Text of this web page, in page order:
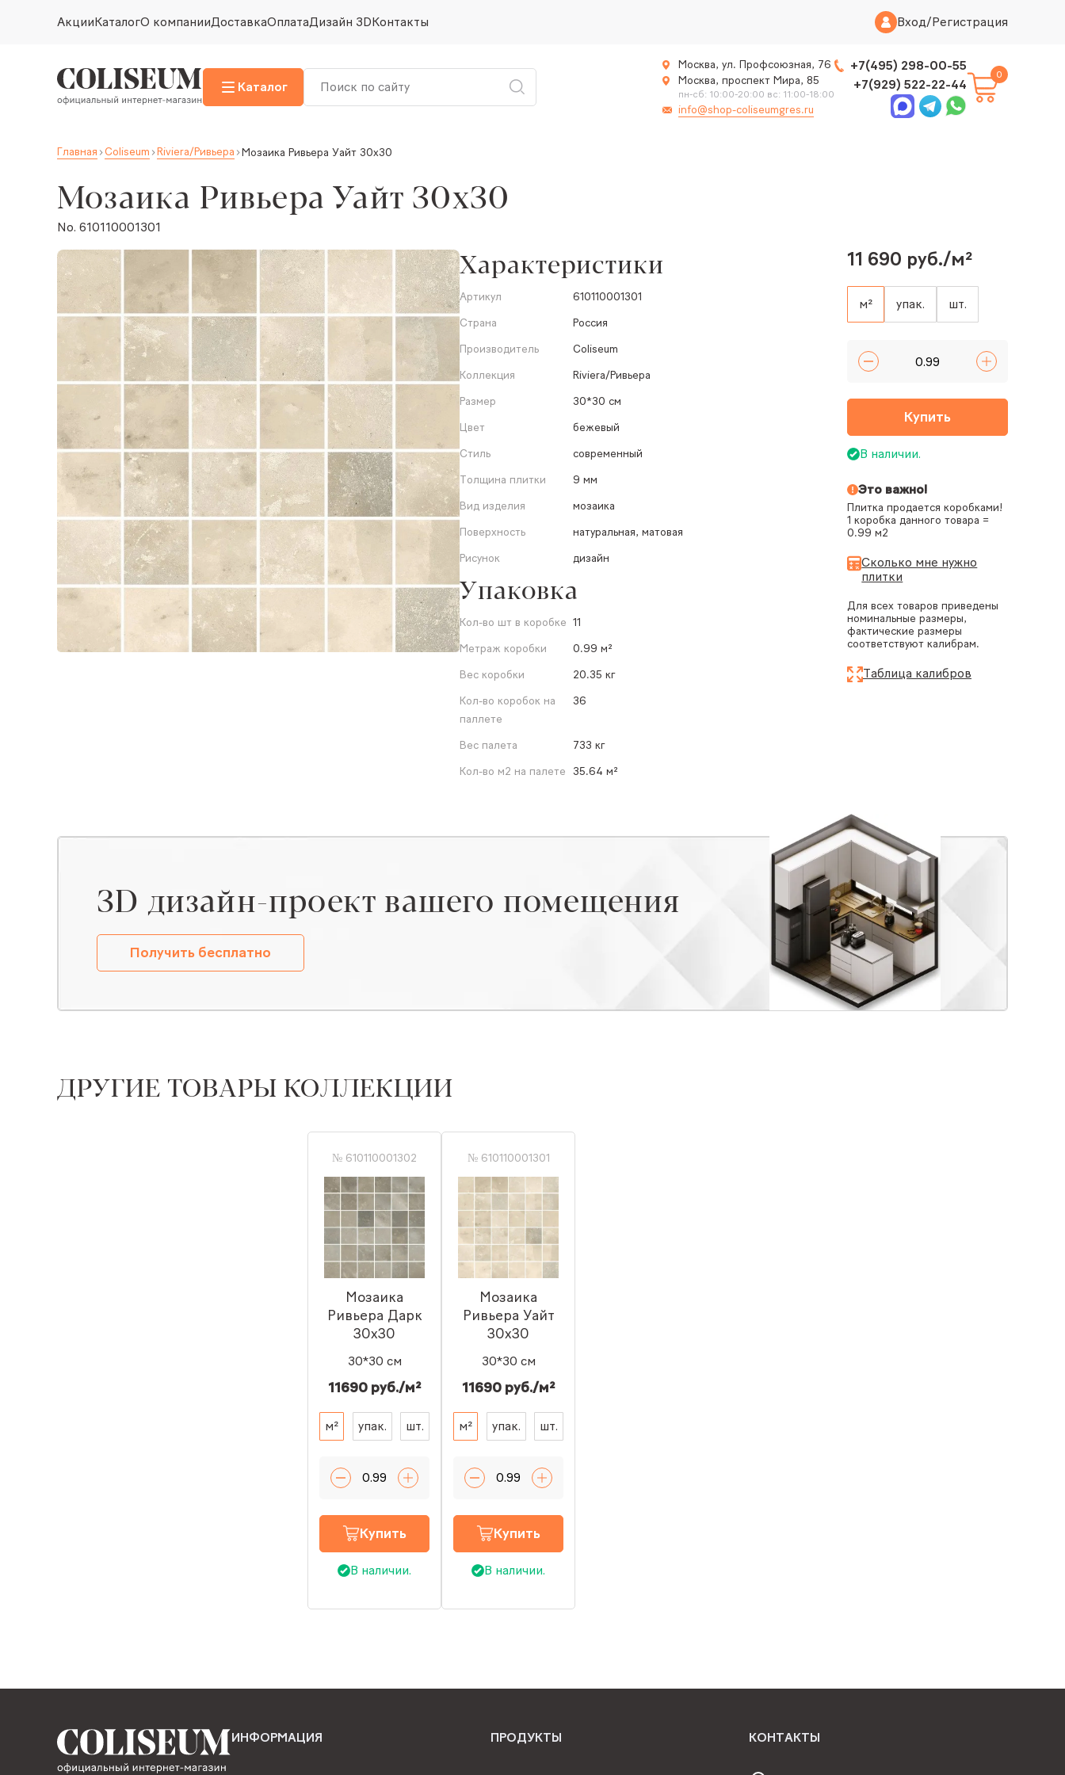
АкцииКаталогО компанииДоставкаОплатаДизайн 3DКонтакты Вход/Регистрация
Каталог
Москва, ул. Профсоюзная, 76
Москва, проспект Мира, 85
пн-сб: 10:00-20:00 вс: 11:00-18:00
info@shop-coliseumgres.ru
+7(495) 298-00-55
+7(929) 522-22-44
0
Главная Coliseum Riviera/Ривьера Мозаика Ривьера Уайт 30x30
Мозаика Ривьера Уайт 30x30
No. 610110001301
Характеристики
Артикул
610110001301
Страна
Россия
Производитель
Coliseum
Коллекция
Riviera/Ривьера
Размер
30*30 см
Цвет
бежевый
Стиль
современный
Толщина плитки
9 мм
Вид изделия
мозаика
Поверхность
натуральная, матовая
Рисунок
дизайн
Упаковка
Кол-во шт в коробке 11
Метраж коробки
0.99 м²
Вес коробки
20.35 кг
Кол-во коробок на
паллете
36
Вес палета
733 кг
Кол-во м2 на палете 35.64 м²
11 690 руб./м²
м² упак. шт.
Купить
В наличии.
Это важно!
Плитка продается коробками!
1 коробка данного товара =
0.99 м2
Сколько мне нужно
плитки
Для всех товаров приведены
номинальные размеры,
фактические размеры
соответствуют калибрам.
Таблица калибров
ЗD дизайн-проект вашего помещения
Получить бесплатно
ДРУГИЕ ТОВАРЫ КОЛЛЕКЦИИ
№ 610110001302
Мозаика
Ривьера Дарк
30x30
30*30 см
11690 руб./м²
м² упак. шт.
Купить
В наличии.
№ 610110001301
Мозаика
Ривьера Уайт
30x30
30*30 см
11690 руб./м²
м² упак. шт.
Купить
В наличии.
ИНФОРМАЦИЯ ПРОДУКТЫ КОНТАКТЫ